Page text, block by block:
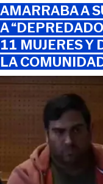
AMARRABA A
A
11 MUJERES Y
LA